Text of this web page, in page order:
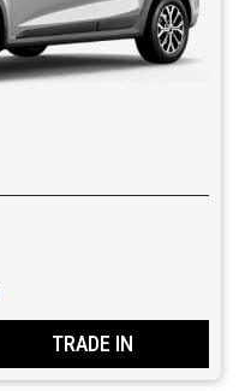
TRADE IN